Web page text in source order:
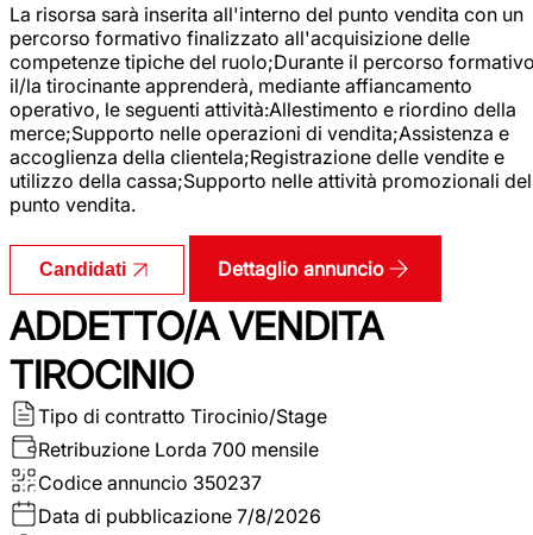
La risorsa sarà inserita all'interno del punto vendita con un
percorso formativo finalizzato all'acquisizione delle
competenze tipiche del ruolo;Durante il percorso
il/la tirocinante apprenderà, mediante affiancamento
operativo, le seguenti attività:Allestimento e riordino della
merce;Supporto nelle operazioni di vendita;Assistenza e
accoglienza della clientela;Registrazione delle vendite e
utilizzo della cassa;Supporto nelle attività promozionali del
punto vendita.
Candidati Dettaglio annuncio
ADDETTO/A VENDITA
TIROCINIO
Tipo di contratto Tirocinio/Stage
Retribuzione Lorda 700 mensile
Codice annuncio 350237
Data di pubblicazione 7/8/2026